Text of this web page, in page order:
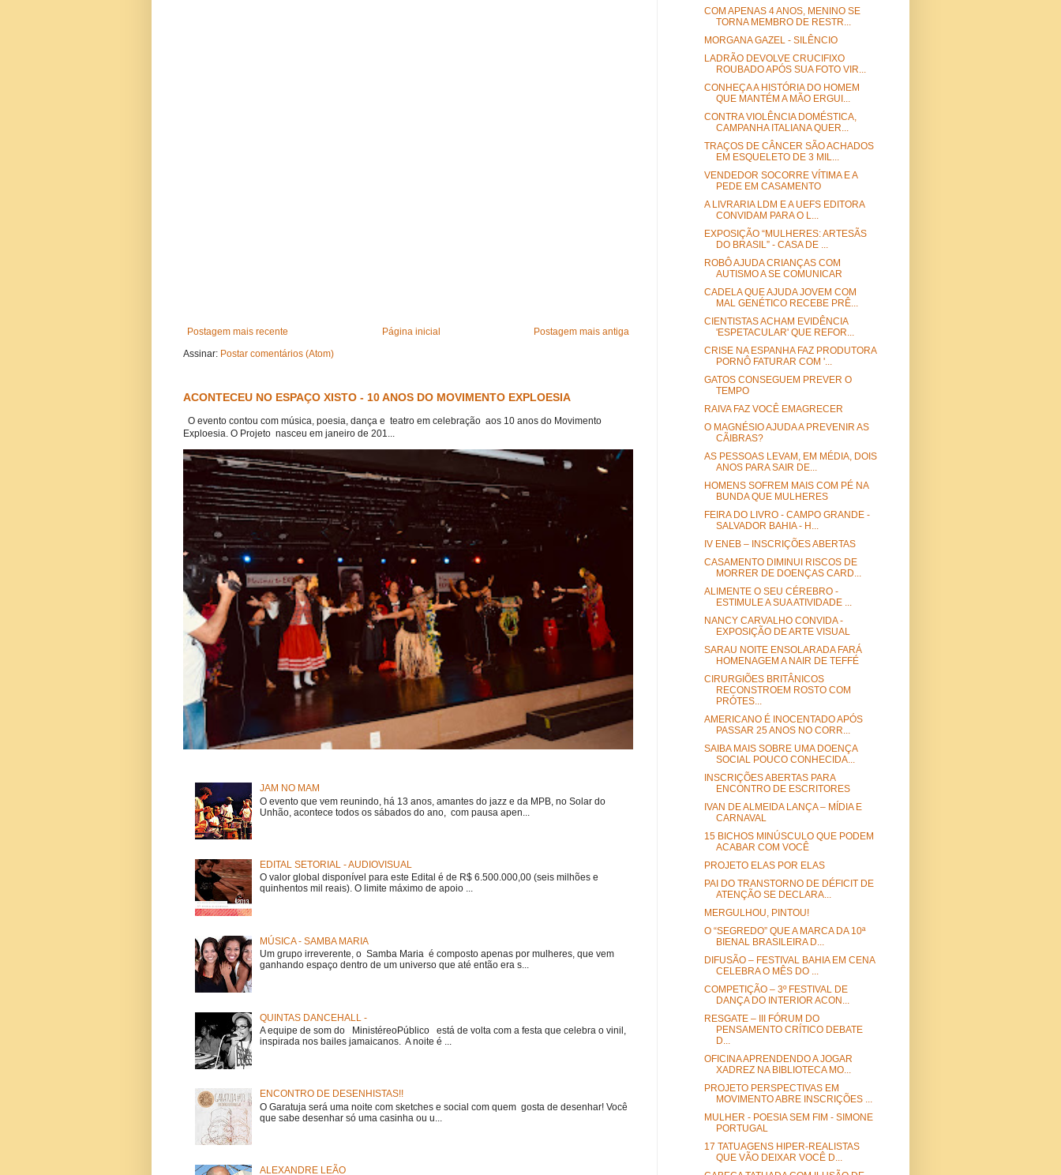
Postagem mais recente Postagem mais antiga
Página inicial
Assinar: Postar comentários (Atom)
ACONTECEU NO ESPAÇO XISTO - 10 ANOS DO MOVIMENTO EXPLOESIA
O evento contou com música, poesia, dança e teatro em celebração aos 10 anos do Movimento
Exploesia. O Projeto nasceu em janeiro de 201...
JAM NO MAM
O evento que vem reunindo, há 13 anos, amantes do jazz e da MPB, no Solar do
Unhão, acontece todos os sábados do ano, com pausa apen...
EDITAL SETORIAL - AUDIOVISUAL
O valor global disponível para este Edital é de R$ 6.500.000,00 (seis milhões e
quinhentos mil reais). O limite máximo de apoio ...
MÚSICA - SAMBA MARIA
Um grupo irreverente, o Samba Maria é composto apenas por mulheres, que vem
ganhando espaço dentro de um universo que até então era s...
QUINTAS DANCEHALL -
A equipe de som do MinistéreoPúblico está de volta com a festa que celebra o vinil,
inspirada nos bailes jamaicanos. A noite é ...
ENCONTRO DE DESENHISTAS!!
O Garatuja será uma noite com sketches e social com quem gosta de desenhar! Você
que sabe desenhar só uma casinha ou u...
ALEXANDRE LEÃO
COM APENAS 4 ANOS, MENINO SE
TORNA MEMBRO DE RESTR...
MORGANA GAZEL - SILÊNCIO
LADRÃO DEVOLVE CRUCIFIXO
ROUBADO APÓS SUA FOTO VIR...
CONHEÇA A HISTÓRIA DO HOMEM
QUE MANTÉM A MÃO ERGUI...
CONTRA VIOLÊNCIA DOMÉSTICA,
CAMPANHA ITALIANA QUER...
TRAÇOS DE CÂNCER SÃO ACHADOS
EM ESQUELETO DE 3 MIL...
VENDEDOR SOCORRE VÍTIMA E A
PEDE EM CASAMENTO
A LIVRARIA LDM E A UEFS EDITORA
CONVIDAM PARA O L...
EXPOSIÇÃO “MULHERES: ARTESÃS
DO BRASIL” - CASA DE ...
ROBÔ AJUDA CRIANÇAS COM
AUTISMO A SE COMUNICAR
CADELA QUE AJUDA JOVEM COM
MAL GENÉTICO RECEBE PRÊ...
CIENTISTAS ACHAM EVIDÊNCIA
'ESPETACULAR' QUE REFOR...
CRISE NA ESPANHA FAZ PRODUTORA
PORNÔ FATURAR COM '...
GATOS CONSEGUEM PREVER O
TEMPO
RAIVA FAZ VOCÊ EMAGRECER
O MAGNÉSIO AJUDA A PREVENIR AS
CÃIBRAS?
AS PESSOAS LEVAM, EM MÉDIA, DOIS
ANOS PARA SAIR DE...
HOMENS SOFREM MAIS COM PÉ NA
BUNDA QUE MULHERES
FEIRA DO LIVRO - CAMPO GRANDE -
SALVADOR BAHIA - H...
IV ENEB – INSCRIÇÕES ABERTAS
CASAMENTO DIMINUI RISCOS DE
MORRER DE DOENÇAS CARD...
ALIMENTE O SEU CÉREBRO -
ESTIMULE A SUA ATIVIDADE ...
NANCY CARVALHO CONVIDA -
EXPOSIÇÃO DE ARTE VISUAL
SARAU NOITE ENSOLARADA FARÁ
HOMENAGEM A NAIR DE TEFFÉ
CIRURGIÕES BRITÂNICOS
RECONSTROEM ROSTO COM
PRÓTES...
AMERICANO É INOCENTADO APÓS
PASSAR 25 ANOS NO CORR...
SAIBA MAIS SOBRE UMA DOENÇA
SOCIAL POUCO CONHECIDA...
INSCRIÇÕES ABERTAS PARA
ENCONTRO DE ESCRITORES
IVAN DE ALMEIDA LANÇA – MÍDIA E
CARNAVAL
15 BICHOS MINÚSCULO QUE PODEM
ACABAR COM VOCÊ
PROJETO ELAS POR ELAS
PAI DO TRANSTORNO DE DÉFICIT DE
ATENÇÃO SE DECLARA...
MERGULHOU, PINTOU!
O “SEGREDO” QUE A MARCA DA 10ª
BIENAL BRASILEIRA D...
DIFUSÃO – FESTIVAL BAHIA EM CENA
CELEBRA O MÊS DO ...
COMPETIÇÃO – 3º FESTIVAL DE
DANÇA DO INTERIOR ACON...
RESGATE – III FÓRUM DO
PENSAMENTO CRÍTICO DEBATE
D...
OFICINA APRENDENDO A JOGAR
XADREZ NA BIBLIOTECA MO...
PROJETO PERSPECTIVAS EM
MOVIMENTO ABRE INSCRIÇÕES ...
MULHER - POESIA SEM FIM - SIMONE
PORTUGAL
17 TATUAGENS HIPER-REALISTAS
QUE VÃO DEIXAR VOCÊ D...